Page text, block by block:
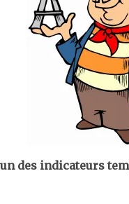
des indicateurs